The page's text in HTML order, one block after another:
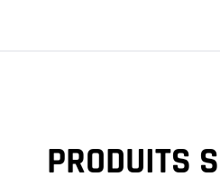
PRODUITS